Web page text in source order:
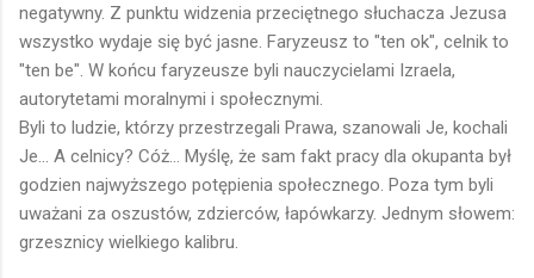
negatywny. Z punktu widzenia przeciętnego słuchacza Jezusa
wszystko wydaje się być jasne. Faryzeusz to "ten ok", celnik to
"ten be". W końcu faryzeusze byli nauczycielami Izraela,
autorytetami moralnymi i społecznymi.
Byli to ludzie, którzy przestrzegali Prawa, szanowali Je, kochali
Je... A celnicy? Cóż... Myślę, że sam fakt pracy dla okupanta był
godzien najwyższego potępienia społecznego. Poza tym byli
uważani za oszustów, zdzierców, łapówkarzy. Jednym słowem:
grzesznicy wielkiego kalibru.